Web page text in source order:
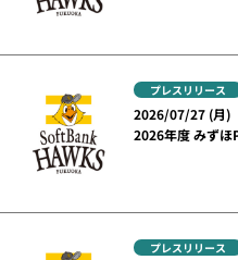
プレスリリース
2026/07/27 (月)
2026年度 みずほ
プレスリリース